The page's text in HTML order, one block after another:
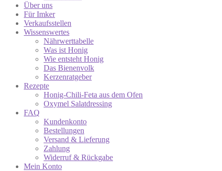
Über uns
Für Imker
Verkaufsstellen
Wissenswertes
Nährwerttabelle
Was ist Honig
Wie entsteht Honig
Das Bienenvolk
Kerzenratgeber
Rezepte
Honig-Chili-Feta aus dem Ofen
Oxymel Salatdressing
FAQ
Kundenkonto
Bestellungen
Versand & Lieferung
Zahlung
Widerruf & Rückgabe
Mein Konto